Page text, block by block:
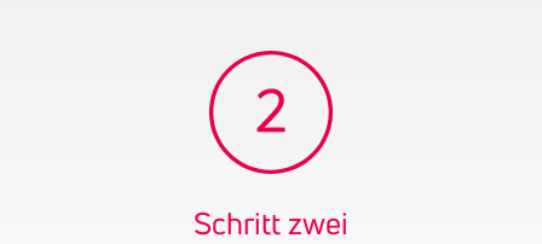
Schritt zwei